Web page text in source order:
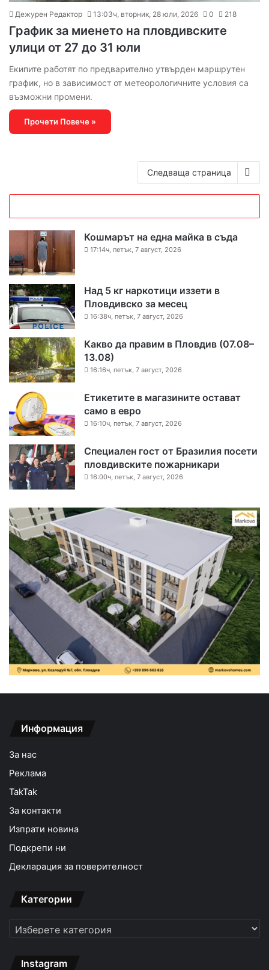
Дежурен Редактор 13:03ч, вторник, 28 юли, 2026 0 218
График за миенето на пловдивските
улици от 27 до 31 юли
Екипите работят по предварително утвърден маршрутен
график, но в зависимост от метеорологичните условия са
възможни промени.
Прочети Повече »
Следваща страница
Кошмарът на една майка в съда
17:14ч, петък, 7 август, 2026
Над 5 кг наркотици иззети в
Пловдивско за месец
16:38ч, петък, 7 август, 2026
Какво да правим в Пловдив (07.08–
13.08)
16:16ч, петък, 7 август, 2026
Етикетите в магазините остават
само в евро
16:10ч, петък, 7 август, 2026
Специален гост от Бразилия посети
пловдивските пожарникари
16:00ч, петък, 7 август, 2026
Информация
За нас
Реклама
TakTak
За контакти
Изпрати новина
Подкрепи ни
Декларация за поверителност
Категории
Категории
Instagram